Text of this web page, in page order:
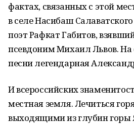
фактах, связанных с этой
в селе Насибаш
поэт Рафкат Габитов,
псевдоним Михаил Львов. На
песни легендарная
И всероссийских
местная земля. Лечиться
выходящими из глубин горы